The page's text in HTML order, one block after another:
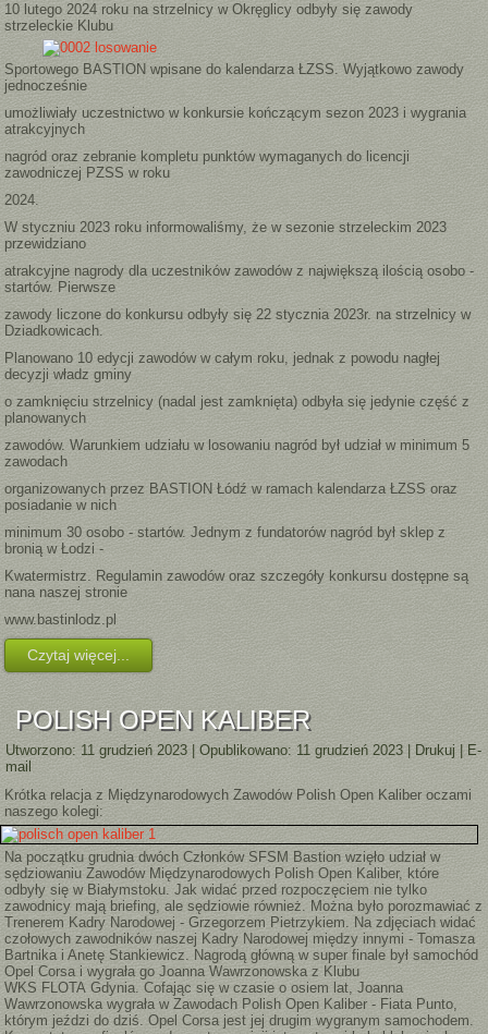
10 lutego 2024 roku na strzelnicy w Okręglicy odbyły się zawody
strzeleckie Klubu
Sportowego BASTION wpisane do kalendarza ŁZSS. Wyjątkowo zawody
jednocześnie
umożliwiały uczestnictwo w konkursie kończącym sezon 2023 i wygrania
atrakcyjnych
nagród oraz zebranie kompletu punktów wymaganych do licencji
zawodniczej PZSS w roku
2024.
W styczniu 2023 roku informowaliśmy, że w sezonie strzeleckim 2023
przewidziano
atrakcyjne nagrody dla uczestników zawodów z największą ilością osobo -
startów. Pierwsze
zawody liczone do konkursu odbyły się 22 stycznia 2023r. na strzelnicy w
Dziadkowicach.
Planowano 10 edycji zawodów w całym roku, jednak z powodu nagłej
decyzji władz gminy
o zamknięciu strzelnicy (nadal jest zamknięta) odbyła się jedynie część z
planowanych
zawodów. Warunkiem udziału w losowaniu nagród był udział w minimum 5
zawodach
organizowanych przez BASTION Łódź w ramach kalendarza ŁZSS oraz
posiadanie w nich
minimum 30 osobo - startów. Jednym z fundatorów nagród był sklep z
bronią w Łodzi -
Kwatermistrz. Regulamin zawodów oraz szczegóły konkursu dostępne są
nana naszej stronie
www.bastinlodz.pl
Czytaj więcej...
POLISH OPEN KALIBER
Utworzono: 11 grudzień 2023 |Opublikowano: 11 grudzień 2023| Drukuj
E-
mail
Krótka relacja z Międzynarodowych Zawodów Polish Open Kaliber oczami
naszego kolegi:
Na początku grudnia dwóch Członków SFSM Bastion wzięło udział w
sędziowaniu Zawodów Międzynarodowych Polish Open Kaliber, które
odbyły się w Białymstoku. Jak widać przed rozpoczęciem nie tylko
zawodnicy mają briefing, ale sędziowie również. Można było porozmawiać z
Trenerem Kadry Narodowej - Grzegorzem Pietrzykiem. Na zdjęciach widać
czołowych zawodników naszej Kadry Narodowej między innymi - Tomasza
Bartnika i Anetę Stankiewicz. Nagrodą główną w super finale był samochód
Opel Corsa i wygrała go Joanna Wawrzonowska z Klubu
WKS FLOTA Gdynia. Cofając się w czasie o osiem lat, Joanna
Wawrzonowska wygrała w Zawodach Polish Open Kaliber - Fiata Punto,
którym jeździ do dziś. Opel Corsa jest jej drugim wygranym samochodem.